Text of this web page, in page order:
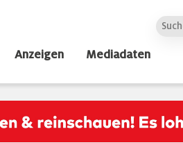
Anzeigen Mediadaten